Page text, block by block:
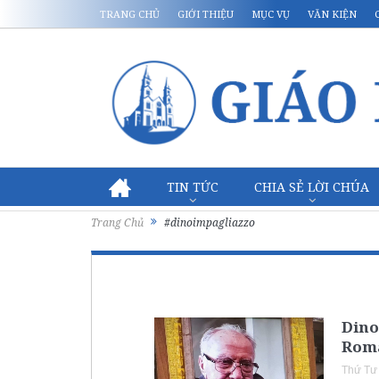
TRANG CHỦ GIỚI THIỆU MỤC VỤ VĂN KIỆN
TIN TỨC CHIA SẺ LỜI CHÚA
Trang Chủ #dinoimpagliazzo
Thứ Tư